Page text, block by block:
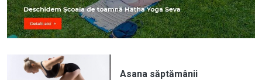
Asana săptămânii